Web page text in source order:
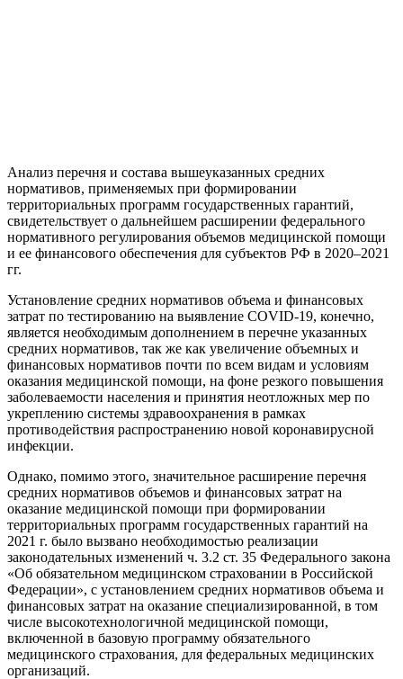
Анализ перечня и состава вышеуказанных средних
нормативов, применяемых при формировании
территориальных программ государственных гарантий,
свидетельствует о дальнейшем расширении федерального
нормативного регулирования объемов медицинской помощи
и ее финансового обеспечения для субъектов РФ в 2020–2021
гг.
Установление средних нормативов объема и финансовых
затрат по тестированию на выявление COVID-19, конечно,
является необходимым дополнением в перечне указанных
средних нормативов, так же как увеличение объемных и
финансовых нормативов почти по всем видам и условиям
оказания медицинской помощи, на фоне резкого повышения
заболеваемости населения и принятия неотложных мер по
укреплению системы здравоохранения в рамках
противодействия распространению новой коронавирусной
инфекции.
Однако, помимо этого, значительное расширение перечня
средних нормативов объемов и финансовых затрат на
оказание медицинской помощи при формировании
территориальных программ государственных гарантий на
2021 г. было вызвано необходимостью реализации
законодательных изменений ч. 3.2 ст. 35 Федерального закона
«Об обязательном медицинском страховании в Российской
Федерации», с установлением средних нормативов объема и
финансовых затрат на оказание специализированной, в том
числе высокотехнологичной медицинской помощи,
включенной в базовую программу обязательного
медицинского страхования, для федеральных медицинских
организаций.